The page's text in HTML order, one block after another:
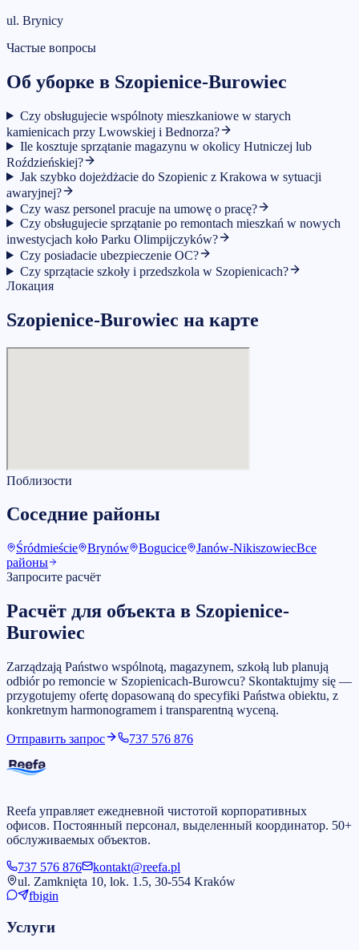
ul. Brynicy
Частые вопросы
Об уборке в Szopienice-Burowiec
Czy obsługujecie wspólnoty mieszkaniowe w starych
kamienicach przy Lwowskiej i Bednorza?
Ile kosztuje sprzątanie magazynu w okolicy Hutniczej lub
Roździeńskiej?
Jak szybko dojeżdżacie do Szopienic z Krakowa w sytuacji
awaryjnej?
Czy wasz personel pracuje na umowę o pracę?
Czy obsługujecie sprzątanie po remontach mieszkań w nowych
inwestycjach koło Parku Olimpijczyków?
Czy posiadacie ubezpieczenie OC?
Czy sprzątacie szkoły i przedszkola w Szopienicach?
Локация
Szopienice-Burowiec на карте
Поблизости
Соседние районы
Śródmieście Brynów Bogucice Janów-NikiszowiecВсе
районы
Запросите расчёт
Расчёт для объекта в Szopienice-
Burowiec
Zarządzają Państwo wspólnotą, magazynem, szkołą lub planują
odbiór po remoncie w Szopienicach-Burowcu? Skontaktujmy się —
przygotujemy ofertę dopasowaną do specyfiki Państwa obiektu, z
konkretnym harmonogramem i transparentną wyceną.
Отправить запрос 737 576 876
Reefa управляет ежедневной чистотой корпоративных
офисов. Постоянный персонал, выделенный координатор. 50+
обслуживаемых объектов.
737 576 876
kontakt@reefa.pl
ul. Zamknięta 10, lok. 1.5, 30-554 Kraków
fbigin
Услуги